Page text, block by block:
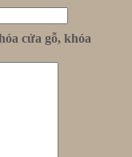
cửa gỗ, khóa